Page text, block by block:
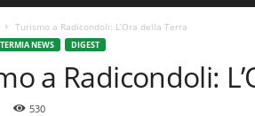
Turismo a Radicondoli: L’Ora della Terra
NEWS DIGEST
a Radicondoli:
530